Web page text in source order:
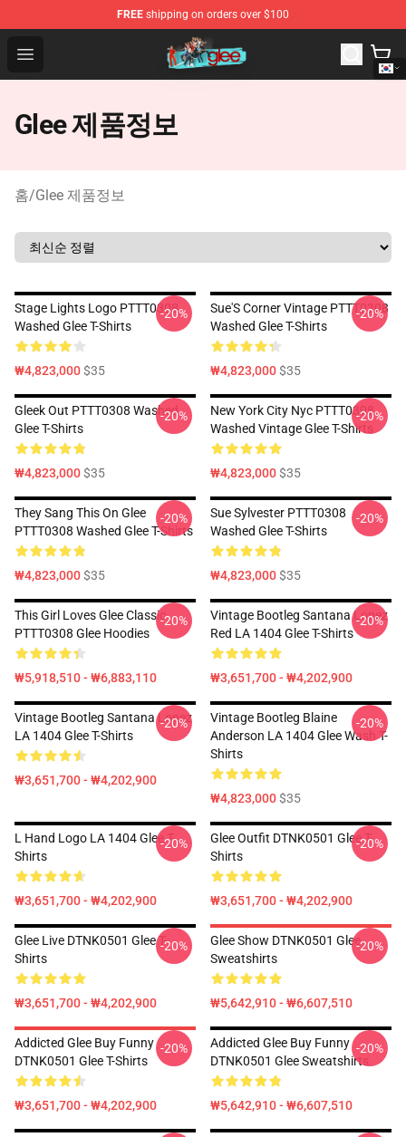
FREE shipping on orders over $100
Open menu
Glee Store - Official Glee Merchandise Shop
Glee 제품정보
홈/Glee 제품정보
Stage Lights Logo PTTT0308
Washed Glee T-Shirts
₩4,823,000$35
-20%
Sue'S Corner Vintage PTTT0308
Washed Glee T-Shirts
₩4,823,000$35
-20%
Gleek Out PTTT0308 Washed
Glee T-Shirts
₩4,823,000$35
-20%
New York City Nyc PTTT0308
Washed Vintage Glee T-Shirts
₩4,823,000$35
-20%
They Sang This On Glee
PTTT0308 Washed Glee T-Shirts
₩4,823,000$35
-20%
Sue Sylvester PTTT0308
Washed Glee T-Shirts
₩4,823,000$35
-20%
This Girl Loves Glee Classic
PTTT0308 Glee Hoodies
₩5,918,510 - ₩6,883,110
-20%
Vintage Bootleg Santana Lopez
Red LA 1404 Glee T-Shirts
₩3,651,700 - ₩4,202,900
-20%
Vintage Bootleg Santana Lopez
LA 1404 Glee T-Shirts
₩3,651,700 - ₩4,202,900
-20%
Vintage Bootleg Blaine
Anderson LA 1404 Glee Wash T-
Shirts
₩4,823,000$35
-20%
L Hand Logo LA 1404 Glee T-
Shirts
₩3,651,700 - ₩4,202,900
-20%
Glee Outfit DTNK0501 Glee T-
Shirts
₩3,651,700 - ₩4,202,900
-20%
Glee Live DTNK0501 Glee T-
Shirts
₩3,651,700 - ₩4,202,900
-20%
Glee Show DTNK0501 Glee
Sweatshirts
₩5,642,910 - ₩6,607,510
-20%
Addicted Glee Buy Funny
DTNK0501 Glee T-Shirts
₩3,651,700 - ₩4,202,900
-20%
Addicted Glee Buy Funny
DTNK0501 Glee Sweatshirts
₩5,642,910 - ₩6,607,510
-20%